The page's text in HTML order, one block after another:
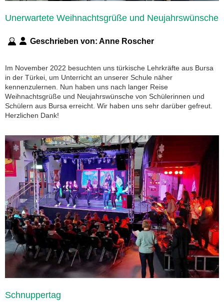
Unerwartete Weihnachtsgrüße und Neujahrswünsche
Geschrieben von: Anne Roscher
Im November 2022 besuchten uns türkische Lehrkräfte aus Bursa
in der Türkei, um Unterricht an unserer Schule näher
kennenzulernen. Nun haben uns nach langer Reise
Weihnachtsgrüße und Neujahrswünsche von Schülerinnen und
Schülern aus Bursa erreicht. Wir haben uns sehr darüber gefreut.
Herzlichen Dank!
Schnuppertag